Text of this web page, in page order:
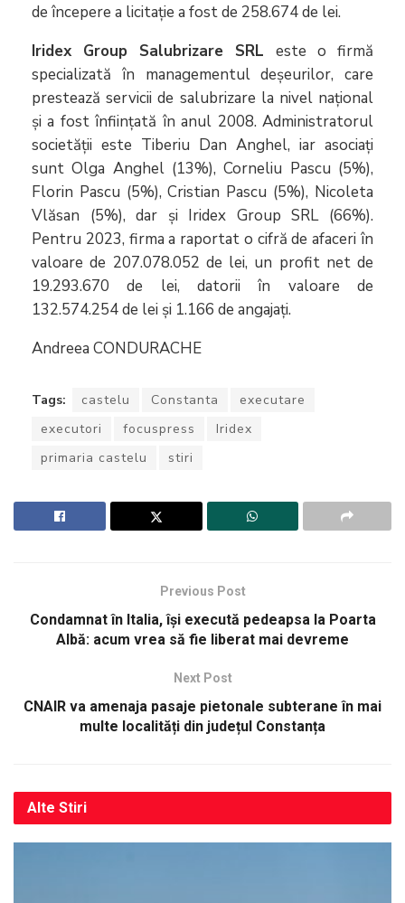
de începere a licitație a fost de 258.674 de lei.
Iridex Group Salubrizare SRL este o firmă
specializată în managementul deșeurilor, care
prestează servicii de salubrizare la nivel național
și a fost înființată în anul 2008. Administratorul
societății este Tiberiu Dan Anghel, iar asociați
sunt Olga Anghel (13%), Corneliu Pascu (5%),
Florin Pascu (5%), Cristian Pascu (5%), Nicoleta
Vlăsan (5%), dar și Iridex Group SRL (66%).
Pentru 2023, firma a raportat o cifră de afaceri în
valoare de 207.078.052 de lei, un profit net de
19.293.670 de lei, datorii în valoare de
132.574.254 de lei și 1.166 de angajați.
Andreea CONDURACHE
Tags: castelu Constanta
executare
executori
focuspress
Iridex
primaria castelu
stiri
Previous Post
Condamnat în Italia, își execută pedeapsa la Poarta
Albă: acum vrea să fie liberat mai devreme
Next Post
CNAIR va amenaja pasaje pietonale subterane în mai
multe localități din județul Constanța
Alte Stiri